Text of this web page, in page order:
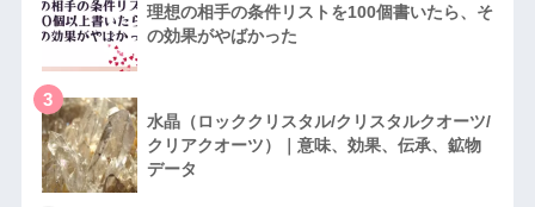
理想の相手の条件リストを100個書いたら、そ
の効果がやばかった
3
水晶（ロッククリスタル/クリスタルクオーツ/
クリアクオーツ）｜意味、効果、伝承、鉱物
データ